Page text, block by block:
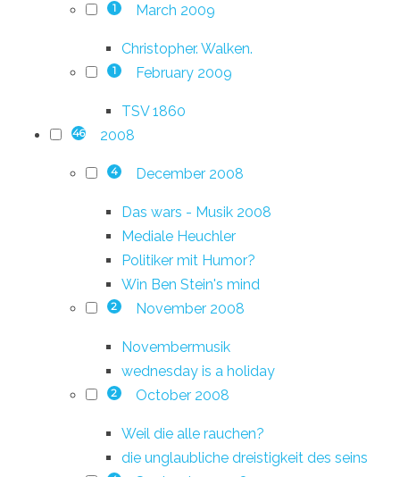
1 March 2009
Christopher. Walken.
1 February 2009
TSV 1860
46 2008
4 December 2008
Das wars - Musik 2008
Mediale Heuchler
Politiker mit Humor?
Win Ben Stein's mind
2 November 2008
Novembermusik
wednesday is a holiday
2 October 2008
Weil die alle rauchen?
die unglaubliche dreistigkeit des seins